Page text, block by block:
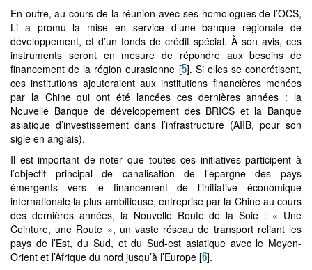
En outre, au cours de la réunion avec ses homologues de l’OCS,
Li a promu la mise en service d’une banque régionale de
développement, et d’un fonds de crédit spécial. À son avis, ces
instruments seront en mesure de répondre aux besoins de
financement de la région eurasienne [5]. Si elles se concrétisent,
ces institutions ajouteraient aux institutions financières menées
par la Chine qui ont été lancées ces dernières années : la
Nouvelle Banque de développement des BRICS et la Banque
asiatique d’investissement dans l’infrastructure (AIIB, pour son
sigle en anglais).
Il est important de noter que toutes ces initiatives participent à
l’objectif principal de canalisation de l’épargne des pays
émergents vers le financement de l’initiative économique
internationale la plus ambitieuse, entreprise par la Chine au cours
des dernières années, la Nouvelle Route de la Soie : « Une
Ceinture, une Route », un vaste réseau de transport reliant les
pays de l’Est, du Sud, et du Sud-est asiatique avec le Moyen-
Orient et l’Afrique du nord jusqu’à l’Europe [6].